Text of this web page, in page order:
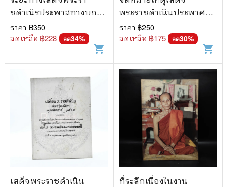
ชดำเนิรประพาสทางบก
ทางเรือรอบแหลมมะลายู
รัตนโกสินทรศก 109
ราคา ฿350
ลดเหลือ ฿228 ลด34%
shopping_cart
พระราชดำเนินประพาศ
ทวีปยุโรป ครั้งที่ 2 รุ่นที่ 2
ปิยมหาราชานุสรณ์
ราคา ฿250
ลดเหลือ ฿175 ลด30%
shopping_cart
เสด็จพระราชดำเนิน
ที่ระลึกเนื่องในงาน